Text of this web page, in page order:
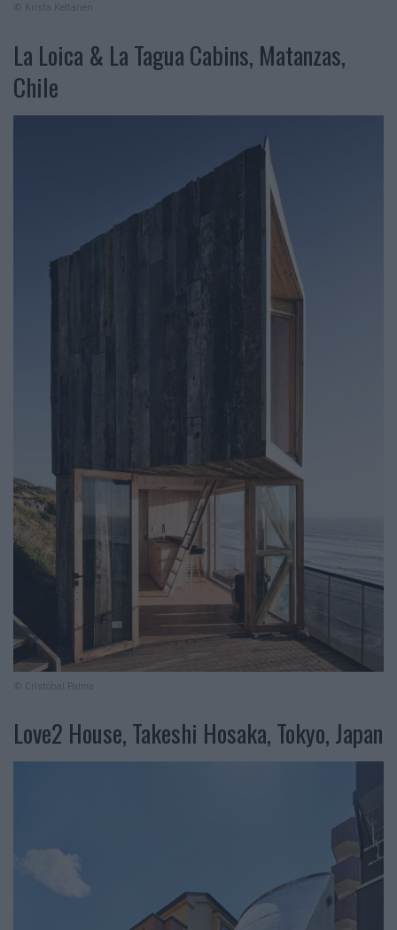
© Krista Keltanen
La Loica & La Tagua Cabins, Matanzas,
Chile
© Cristóbal Palma
Love2 House, Takeshi Hosaka, Tokyo, Japan